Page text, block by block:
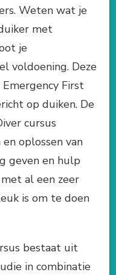
Weten wat je
met
je
voldoening. Deze
First
op duiken. De
cursus
oplossen van
geven en hulp
al een zeer
is om te doen
bestaat uit
in combinatie